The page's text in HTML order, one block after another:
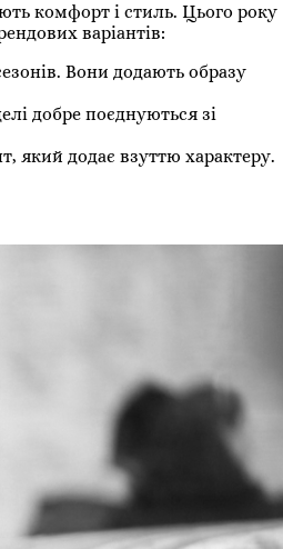
комфорт і стиль. Цього року
варіантів:
Вони додають образу
добре поєднуються зі
який додає взуттю характеру.